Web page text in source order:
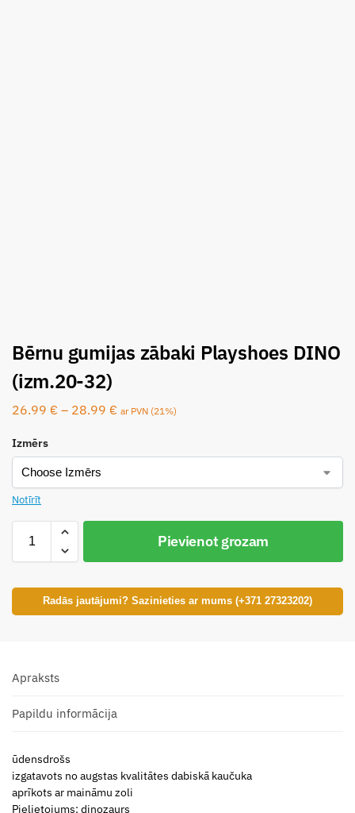
Bērnu gumijas zābaki Playshoes DINO
(izm.20-32)
26.99 € – 28.99 € ar PVN (21%)
Izmērs
Notīrīt
Pievienot grozam
Radās jautājumi? Sazinieties ar mums (+371 27323202)
Apraksts
Papildu informācija
ūdensdrošs
izgatavots no augstas kvalitātes dabiskā kaučuka
aprīkots ar maināmu zoli
Pielietojums: dinozaurs